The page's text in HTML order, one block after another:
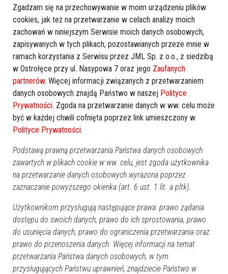
Zgadzam się na przechowywanie w moim urządzeniu plików
cookies, jak też na przetwarzanie w celach analizy moich
zachowań w niniejszym Serwisie moich danych osobowych,
zapisywanych w tych plikach, pozostawianych przeze mnie w
ramach korzystania z Serwisu przez JML Sp. z o.o., z siedzibą
w Ostrołęce przy ul. Nasypowa 7 oraz jego Zaufanych
partnerów. Więcej informacji związanych z przetwarzaniem
danych osobowych znajdą Państwo w naszej Polityce
Prywatności. Zgoda na przetwarzanie danych w ww. celu może
być w każdej chwili cofnięta poprzez link umieszczony w
Polityce Prywatności.
Podstawą prawną przetwarzania Państwa danych osobowych
zawartych w plikach cookie w ww. celu, jest zgoda użytkownika
na przetwarzanie danych osobowych wyrażona poprzez
zaznaczanie powyższego okienka (art. 6 ust. 1 lit. a pltk).
Użytkownikom przysługują następujące prawa: prawo żądania
dostępu do swoich danych, prawo do ich sprostowania, prawo
do usunięcia danych, prawo do ograniczenia przetwarzania oraz
prawo do przenoszenia danych. Więcej informacji na temat
przetwarzania Państwa danych osobowych, w tym
przysługujących Państwu uprawnień, znajdziecie Państwo w